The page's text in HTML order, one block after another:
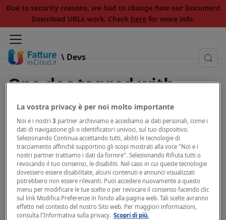
Due to security reasons, we had to change how our Document
Download URLs work. Check here for more info.
\ Devs
One doc tagged with
"company id"
View all tags
Company-scoped methods
Why do I need the company ID?
La vostra privacy è per noi molto importante
Noi e i nostri3 partner archiviamo e accediamo ai dati personali, come i
dati di navigazione gli o identificatori univoci, sul tuo dispositivo.
Selezionando Continua accettando tutti, abiliti le tecnologie di
tracciamento affinché supportino gli scopi mostrati alla voce "Noi e i
nostri partner trattiamo i dati da fornire". Selezionando Rifiuta tutti o
revocando il tuo consenso, le disabiliti. Nel caso in cui queste tecnologie
dovessero essere disabilitate, alcuni contenuti e annunci visualizzati
potrebbero non essere rilevanti. Puoi accedere nuovamente a questo
menu per modificare le tue scelte o per revocare il consenso facendo clic
sul link Modifica Preferenze in fondo alla pagina web. Tali scelte avranno
effetto nel contesto del nostro Sito web. Per maggiori informazioni,
consulta l'Informativa sulla privacy. Scopri di più.